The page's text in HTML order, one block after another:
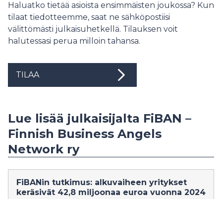
Haluatko tietää asioista ensimmäisten joukossa? Kun
tilaat tiedotteemme, saat ne sähköpostiisi
välittömästi julkaisuhetkellä. Tilauksen voit
halutessasi perua milloin tahansa.
TILAA
Lue lisää julkaisijalta FiBAN –
Finnish Business Angels
Network ry
FiBANin tutkimus: alkuvaiheen yritykset
keräsivät 42,8 miljoonaa euroa vuonna 2024